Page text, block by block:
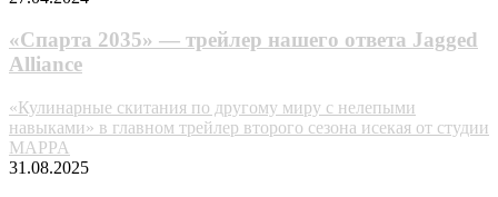
«Спарта 2035» — трейлер нашего ответа Jagged
Alliance
«Кулинарные скитания по другому миру с нелепыми
навыками» в главном трейлер второго сезона исекая от студии
MAPPA
31.08.2025